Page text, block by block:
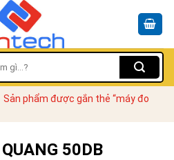
Sản phẩm được gắn thẻ “máy đo
50DB